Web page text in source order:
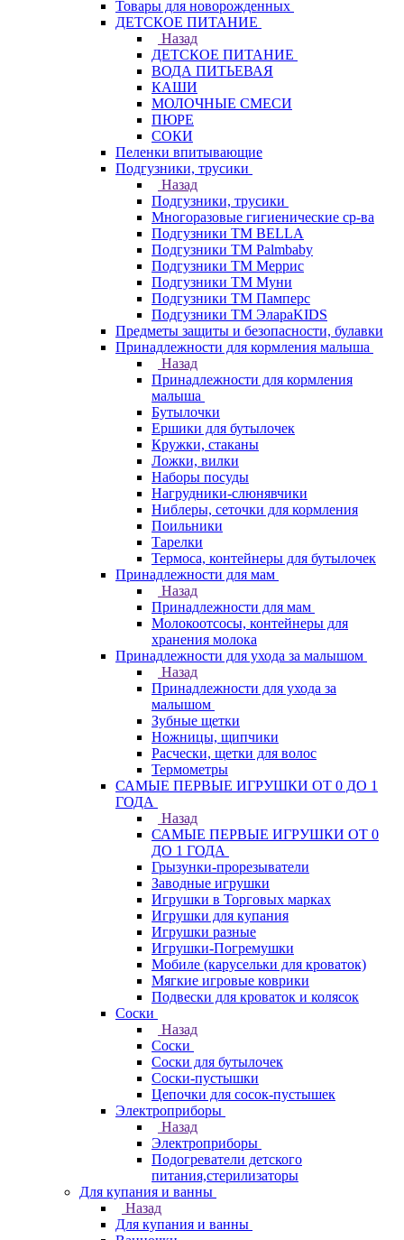
Товары для новорожденных
ДЕТСКОЕ ПИТАНИЕ
Назад
ДЕТСКОЕ ПИТАНИЕ
ВОДА ПИТЬЕВАЯ
КАШИ
МОЛОЧНЫЕ СМЕСИ
ПЮРЕ
СОКИ
Пеленки впитывающие
Подгузники, трусики
Назад
Подгузники, трусики
Многоразовые гигиенические ср-ва
Подгузники ТМ BELLA
Подгузники ТМ Palmbaby
Подгузники ТМ Меррис
Подгузники ТМ Муни
Подгузники ТМ Памперс
Подгузники ТМ ЭлараKIDS
Предметы защиты и безопасности, булавки
Принадлежности для кормления малыша
Назад
Принадлежности для кормления
малыша
Бутылочки
Ершики для бутылочек
Кружки, стаканы
Ложки, вилки
Наборы посуды
Нагрудники-слюнявчики
Ниблеры, сеточки для кормления
Поильники
Тарелки
Термоса, контейнеры для бутылочек
Принадлежности для мам
Назад
Принадлежности для мам
Молокоотсосы, контейнеры для
хранения молока
Принадлежности для ухода за малышом
Назад
Принадлежности для ухода за
малышом
Зубные щетки
Ножницы, щипчики
Расчески, щетки для волос
Термометры
САМЫЕ ПЕРВЫЕ ИГРУШКИ ОТ 0 ДО 1
ГОДА
Назад
САМЫЕ ПЕРВЫЕ ИГРУШКИ ОТ 0
ДО 1 ГОДА
Грызунки-прорезыватели
Заводные игрушки
Игрушки в Торговых марках
Игрушки для купания
Игрушки разные
Игрушки-Погремушки
Мобиле (карусельки для кроваток)
Мягкие игровые коврики
Подвески для кроваток и колясок
Соски
Назад
Соски
Соски для бутылочек
Соски-пустышки
Цепочки для сосок-пустышек
Электроприборы
Назад
Электроприборы
Подогреватели детского
питания,стерилизаторы
Для купания и ванны
Назад
Для купания и ванны